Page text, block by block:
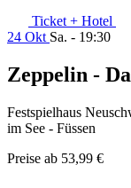
Ticket + Hotel
24 Okt Sa. - 19:30
Zeppelin -
Festspielhaus
im See - Füssen
Preise ab 53,99 €